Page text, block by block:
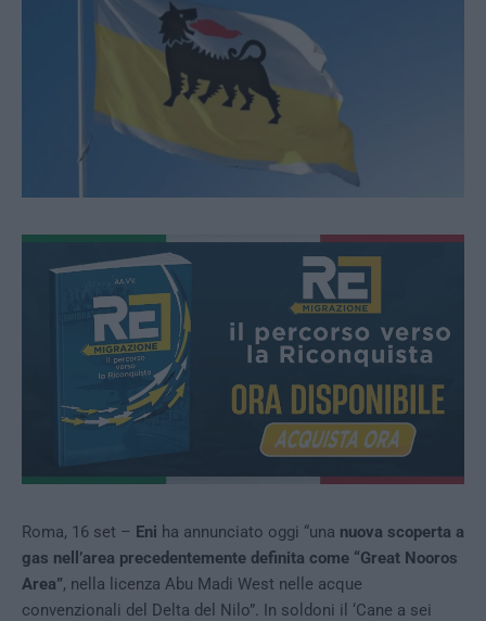
Roma, 16 set – Eni ha annunciato oggi “una nuova scoperta a
gas nell’area precedentemente definita come “Great Nooros
Area”, nella licenza Abu Madi West nelle acque
convenzionali del Delta del Nilo”. In soldoni il ‘Cane a sei